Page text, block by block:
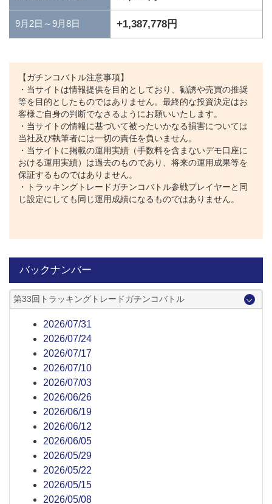
9月2日～9月8日 +1,387,778円
【ガチンコバトル注意事項】
・当サイトは情報提供を目的としており、勧誘や売買の推奨
等を目的としたものではありません。最終的な投資決定はお
客様ご自身の判断でなさるようにお願いいたします。
・当サイトの情報に基づいて被ったいかなる損害については
当社及び執筆者には一切の責任を負いません。
・当サイトに掲載の運用実績（手数料を含まないデモ口座に
おける運用実績）は過去のものであり、将来の運用成果等を
保証するものではありません。
・トラッキングトレードガチンコバトル参戦プレイヤーと同
じ設定にしても同じ運用成績になるものではありません。
バックナンバー
第33回トラッキングトレードガチンコバトル
2026/07/31
2026/07/24
2026/07/17
2026/07/10
2026/07/03
2026/06/26
2026/06/19
2026/06/12
2026/06/05
2026/05/29
2026/05/22
2026/05/15
2026/05/08